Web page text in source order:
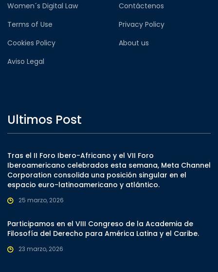
Women´s Digital Law
Contáctenos
Terms of Use
Privacy Policy
Cookies Policy
About us
Aviso Legal
Ultimos Post
Tras el II Foro Ibero-Africano y el VII Foro
Iberoamericano celebrados esta semana, Meta Channel
Corporation consolida una posición singular en el
espacio euro-latinoamericano y atlántico.
25 marzo, 2026
Participamos en el VIII Congreso de la Academia de
Filosofía del Derecho para América Latina y el Caribe.
23 marzo, 2026